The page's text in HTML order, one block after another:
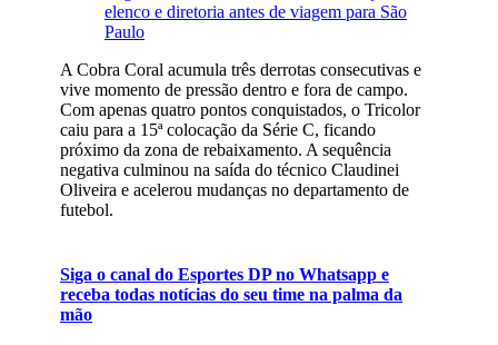
elenco e diretoria antes de viagem para São
Paulo
A Cobra Coral acumula três derrotas consecutivas e
vive momento de pressão dentro e fora de campo.
Com apenas quatro pontos conquistados, o Tricolor
caiu para a 15ª colocação da Série C, ficando
próximo da zona de rebaixamento. A sequência
negativa culminou na saída do técnico Claudinei
Oliveira e acelerou mudanças no departamento de
futebol.
Siga o canal do Esportes DP no Whatsapp e
receba todas notícias do seu time na palma da
mão